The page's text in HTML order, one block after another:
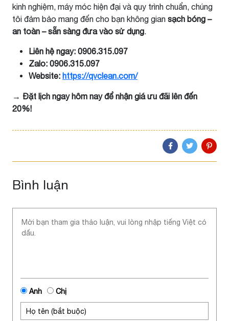
kinh nghiệm, máy móc hiện đại và quy trình chuẩn, chúng
tôi đảm bảo mang đến cho bạn không gian sạch bóng –
an toàn – sẵn sàng đưa vào sử dụng.
Liên hệ ngay: 0906.315.097
Zalo: 0906.315.097
Website: https://qvclean.com/
→ Đặt lịch ngay hôm nay để nhận giá ưu đãi lên đến
20%!
Bình luận
Anh Chị